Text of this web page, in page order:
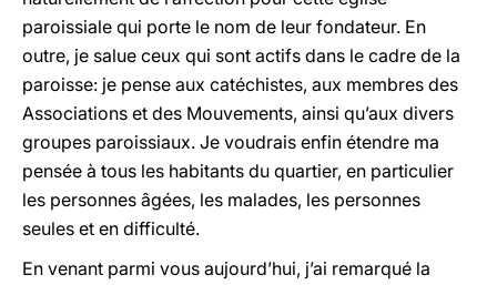
paroissiale qui porte le nom de leur fondateur. En
outre, je salue ceux qui sont actifs dans le cadre de la
paroisse: je pense aux catéchistes, aux membres des
Associations et des Mouvements, ainsi qu’aux divers
groupes paroissiaux. Je voudrais enfin étendre ma
pensée à tous les habitants du quartier, en particulier
les personnes âgées, les malades, les personnes
seules et en difficulté.
En venant parmi vous aujourd’hui, j’ai remarqué la